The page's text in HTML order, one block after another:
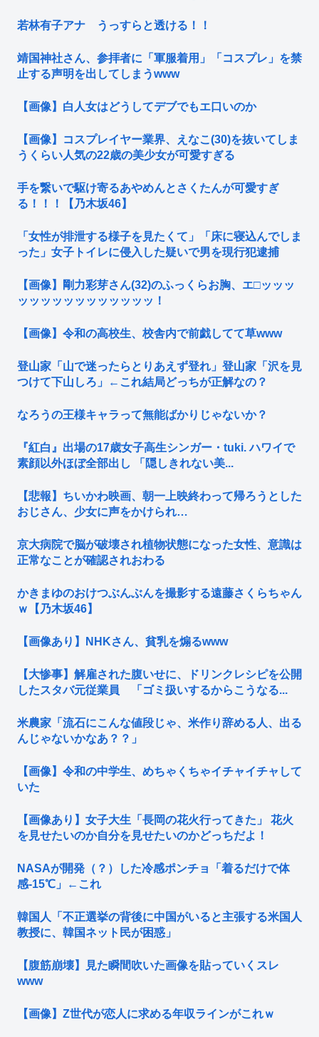
若林有子アナ うっすらと透ける！！
靖国神社さん、参拝者に「軍服着用」「コスプレ」を禁
止する声明を出してしまうwww
【画像】白人女はどうしてデブでもエ口いのか
【画像】コスプレイヤー業界、えなこ(30)を抜いてしま
うくらい人気の22歳の美少女が可愛すぎる
手を繋いで駆け寄るあやめんとさくたんが可愛すぎ
る！！！【乃木坂46】
「女性が排泄する様子を見たくて」「床に寝込んでしま
った」女子トイレに侵入した疑いで男を現行犯逮捕
【画像】剛力彩芽さん(32)のふっくらお胸、エ□ッッッ
ッッッッッッッッッッッッ！
【画像】令和の高校生、校舎内で前戯してて草www
登山家「山で迷ったらとりあえず登れ」登山家「沢を見
つけて下山しろ」←これ結局どっちが正解なの？
なろうの王様キャラって無能ばかりじゃないか？
『紅白』出場の17歳女子高生シンガー・tuki. ハワイで
素顔以外ほぼ全部出し 「隠しきれない美...
【悲報】ちいかわ映画、朝一上映終わって帰ろうとした
おじさん、少女に声をかけられ…
京大病院で脳が破壊され植物状態になった女性、意識は
正常なことが確認されおわる
かきまゆのおけつぶんぶんを撮影する遠藤さくらちゃん
ｗ【乃木坂46】
【画像あり】NHKさん、貧乳を煽るwww
【大惨事】解雇された腹いせに、ドリンクレシピを公開
したスタバ元従業員 「ゴミ扱いするからこうなる...
米農家「流石にこんな値段じゃ、米作り辞める人、出る
んじゃないかなあ？？」
【画像】令和の中学生、めちゃくちゃイチャイチャして
いた
【画像あり】女子大生「長岡の花火行ってきた」 花火
を見せたいのか自分を見せたいのかどっちだよ！
NASAが開発（？）した冷感ポンチョ「着るだけで体
感-15℃」←これ
韓国人「不正選挙の背後に中国がいると主張する米国人
教授に、韓国ネット民が困惑」
【腹筋崩壊】見た瞬間吹いた画像を貼っていくスレ
www
【画像】Z世代が恋人に求める年収ラインがこれｗ